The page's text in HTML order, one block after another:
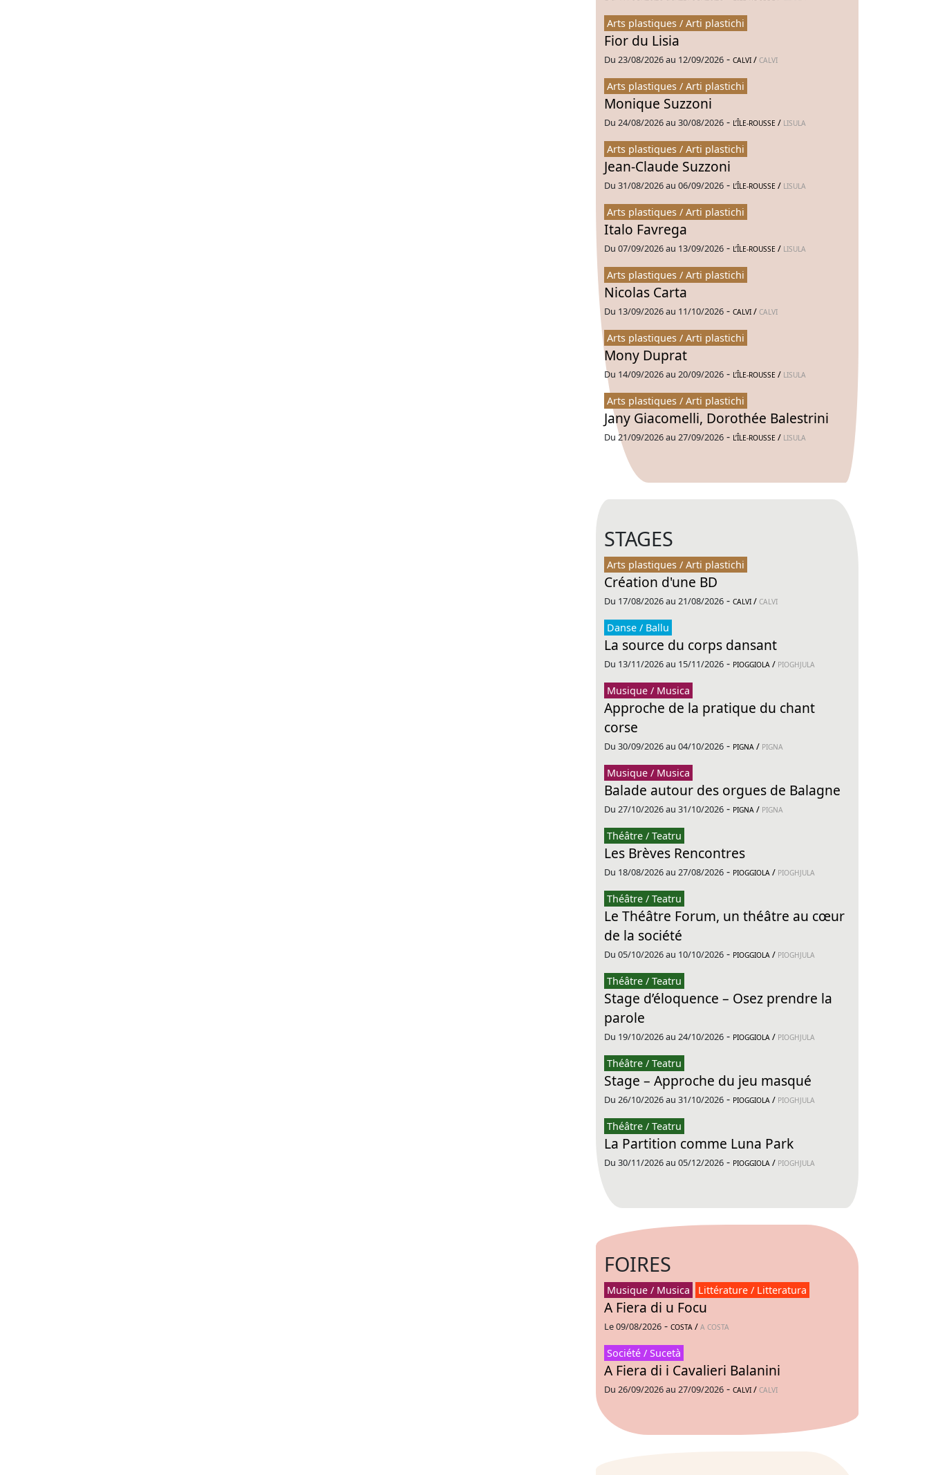
Arts plastiques / Arti plastichi
Fior du Lisia
Du 23/08/2026 au 12/09/2026 - CALVI / CALVI
Arts plastiques / Arti plastichi
Monique Suzzoni
Du 24/08/2026 au 30/08/2026 - L’ÎLE-ROUSSE / LISULA
Arts plastiques / Arti plastichi
Jean-Claude Suzzoni
Du 31/08/2026 au 06/09/2026 - L’ÎLE-ROUSSE / LISULA
Arts plastiques / Arti plastichi
Italo Favrega
Du 07/09/2026 au 13/09/2026 - L’ÎLE-ROUSSE / LISULA
Arts plastiques / Arti plastichi
Nicolas Carta
Du 13/09/2026 au 11/10/2026 - CALVI / CALVI
Arts plastiques / Arti plastichi
Mony Duprat
Du 14/09/2026 au 20/09/2026 - L’ÎLE-ROUSSE / LISULA
Arts plastiques / Arti plastichi
Jany Giacomelli, Dorothée Balestrini
Du 21/09/2026 au 27/09/2026 - L’ÎLE-ROUSSE / LISULA
STAGES
Arts plastiques / Arti plastichi
Création d'une BD
Du 17/08/2026 au 21/08/2026 - CALVI / CALVI
Danse / Ballu
La source du corps dansant
Du 13/11/2026 au 15/11/2026 - PIOGGIOLA / PIOGHJULA
Musique / Musica
Approche de la pratique du chant
corse
Du 30/09/2026 au 04/10/2026 - PIGNA / PIGNA
Musique / Musica
Balade autour des orgues de Balagne
Du 27/10/2026 au 31/10/2026 - PIGNA / PIGNA
Théâtre / Teatru
Les Brèves Rencontres
Du 18/08/2026 au 27/08/2026 - PIOGGIOLA / PIOGHJULA
Théâtre / Teatru
Le Théâtre Forum, un théâtre au cœur
de la société
Du 05/10/2026 au 10/10/2026 - PIOGGIOLA / PIOGHJULA
Théâtre / Teatru
Stage d’éloquence – Osez prendre la
parole
Du 19/10/2026 au 24/10/2026 - PIOGGIOLA / PIOGHJULA
Théâtre / Teatru
Stage – Approche du jeu masqué
Du 26/10/2026 au 31/10/2026 - PIOGGIOLA / PIOGHJULA
Théâtre / Teatru
La Partition comme Luna Park
Du 30/11/2026 au 05/12/2026 - PIOGGIOLA / PIOGHJULA
FOIRES
Musique / Musica Littérature / Litteratura
A Fiera di u Focu
Le 09/08/2026 - COSTA / A COSTA
Société / Sucetà
A Fiera di i Cavalieri Balanini
Du 26/09/2026 au 27/09/2026 - CALVI / CALVI